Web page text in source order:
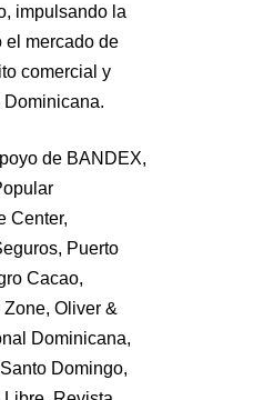
impulsando la
el mercado de
comercial y
de BANDEX,
Center,
Puerto
Cacao,
Oliver &
Dominicana,
Domingo,